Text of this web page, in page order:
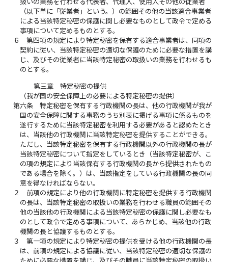
扱いの業務を行わせる代表者、代理人、使用人その他の従業者
（以下単に「従業者」という。）の範囲その他の当該適合事業者
による当該特定秘密の保護に関し必要なものとして政令で定める
事項について定めるものとする。
６
第四項の規定により特定秘密を保有する適合事業者は、同項の
契約に従い、当該特定秘密の適切な保護のために必要な措置を講
じ、及びその従業者に当該特定秘密の取扱いの業務を行わせるも
のとする。
第三章 特定秘密の提供
（我が国の安全保障上の必要による特定秘密の提供）
第六条
特定秘密を保有する行政機関の長は、他の行政機関が我が
国の安全保障に関する事務のうち別表に掲げる事項に係るものを
遂行するために当該特定秘密を利用する必要があると認めたとき
は、当該他の行政機関に当該特定秘密を提供することができる。
ただし、当該特定秘密を保有する行政機関以外の行政機関の長が
当該特定秘密について指定をしているとき（当該特定秘密が、こ
の項の規定により当該保有する行政機関の長から提供されたもの
である場合を除く。）は、当該指定をしている行政機関の長の同
意を得なければならない。
２
前項の規定により他の行政機関に特定秘密を提供する行政機関
の長は、当該特定秘密の取扱いの業務を行わせる職員の範囲その
他の当該他の行政機関による当該特定秘密の保護に関し必要なも
のとして政令で定める事項について、あらかじめ、当該他の行政
機関の長と協議するものとする。
３
第一項の規定により特定秘密の提供を受ける他の行政機関の長
は、前項の規定による協議に従い、当該特定秘密の適切な保護の
ために必要な措置を講じ、及びその職員に当該特定秘密の取扱い